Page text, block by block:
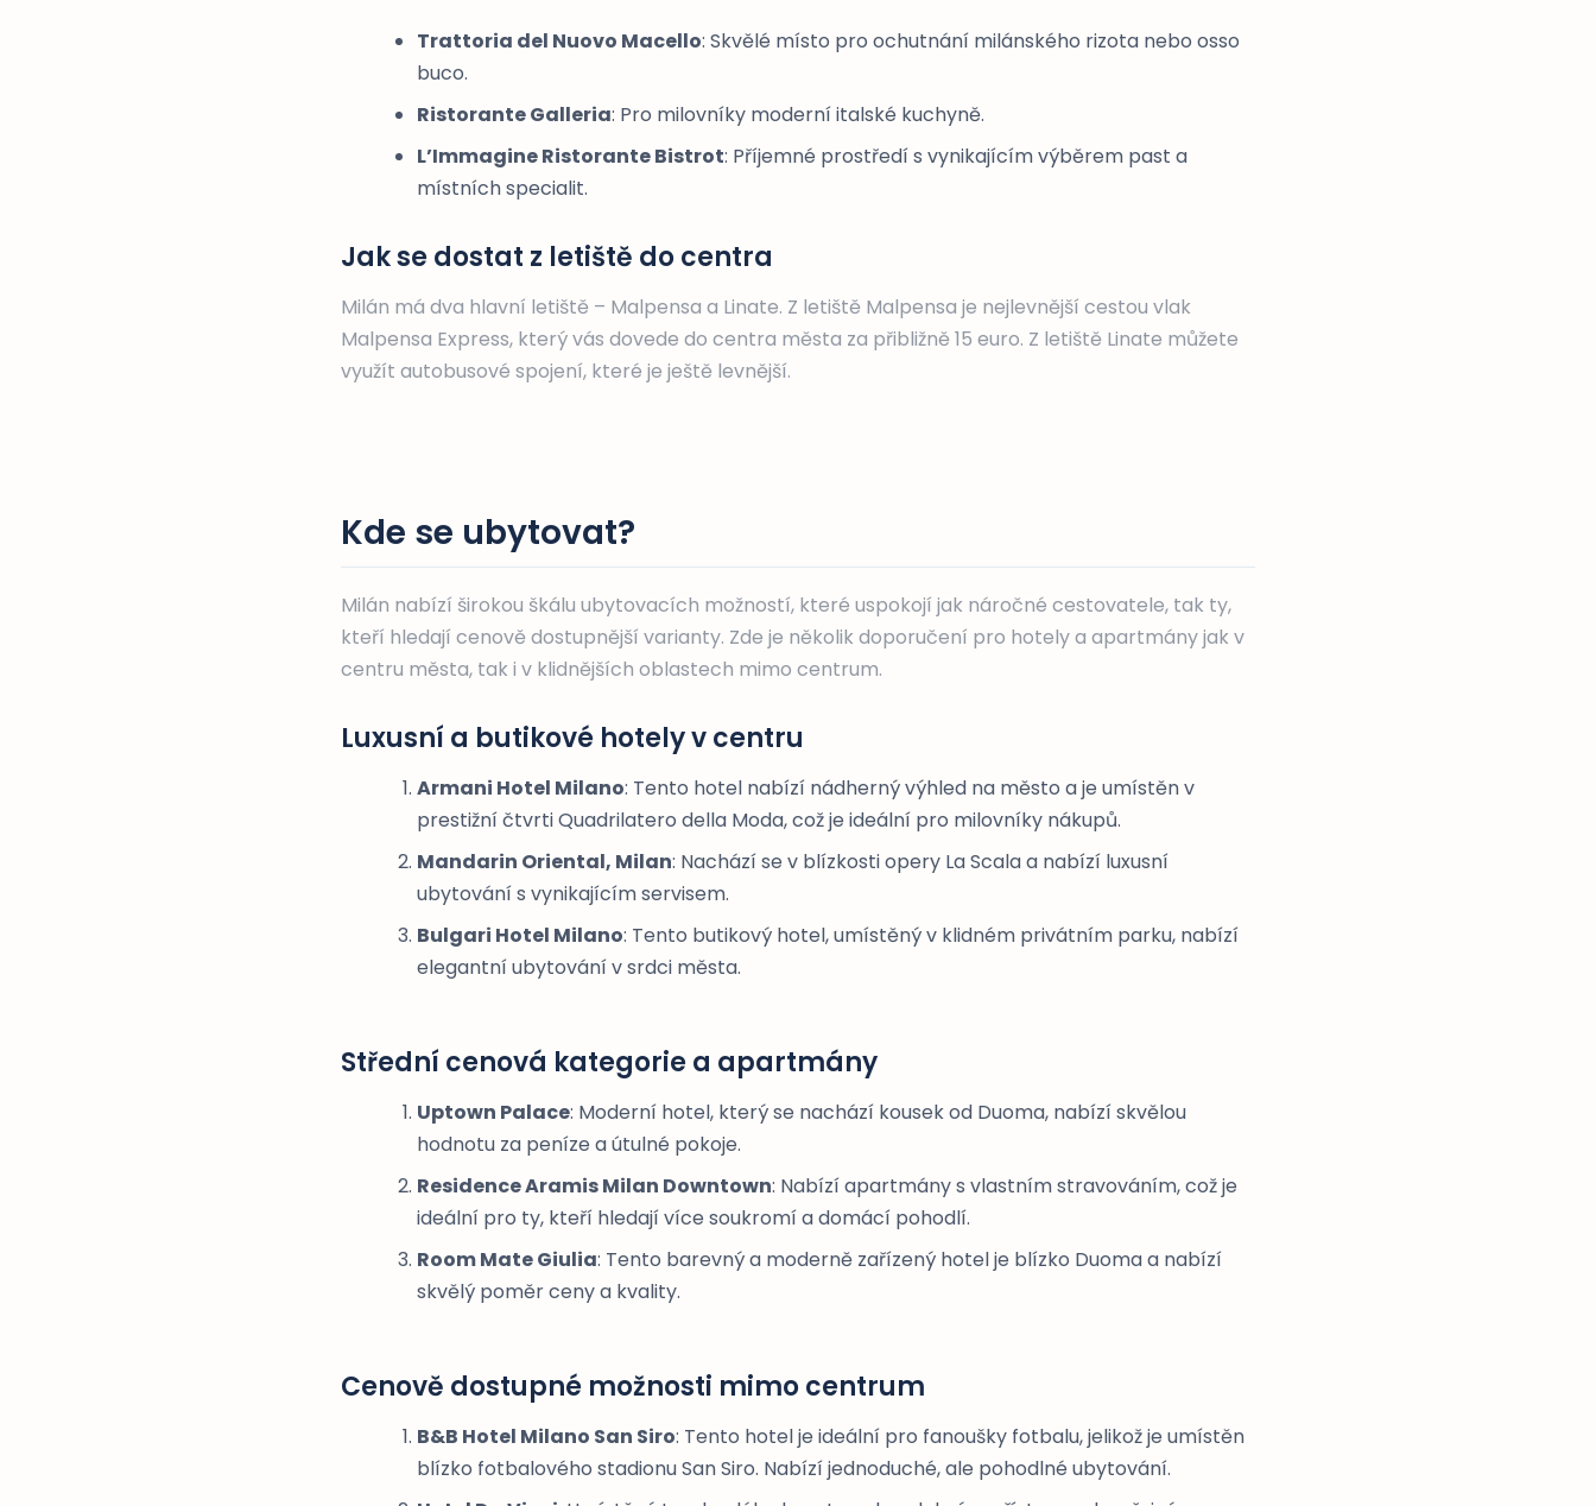
Trattoria del Nuovo Macello: Skvělé místo pro ochutnání milánského rizota nebo osso
buco.
Ristorante Galleria: Pro milovníky moderní italské kuchyně.
L’Immagine Ristorante Bistrot: Příjemné prostředí s vynikajícím výběrem past a
místních specialit.
Jak se dostat z letiště do centra
Milán má dva hlavní letiště – Malpensa a Linate. Z letiště Malpensa je nejlevnější cestou vlak
Malpensa Express, který vás dovede do centra města za přibližně 15 euro. Z letiště Linate můžete
využít autobusové spojení, které je ještě levnější.
Kde se ubytovat?
Milán nabízí širokou škálu ubytovacích možností, které uspokojí jak náročné cestovatele, tak ty,
kteří hledají cenově dostupnější varianty. Zde je několik doporučení pro hotely a apartmány jak v
centru města, tak i v klidnějších oblastech mimo centrum.
Luxusní a butikové hotely v centru
Armani Hotel Milano: Tento hotel nabízí nádherný výhled na město a je umístěn v
prestižní čtvrti Quadrilatero della Moda, což je ideální pro milovníky nákupů.
Mandarin Oriental, Milan: Nachází se v blízkosti opery La Scala a nabízí luxusní
ubytování s vynikajícím servisem.
Bulgari Hotel Milano: Tento butikový hotel, umístěný v klidném privátním parku, nabízí
elegantní ubytování v srdci města.
Střední cenová kategorie a apartmány
Uptown Palace: Moderní hotel, který se nachází kousek od Duoma, nabízí skvělou
hodnotu za peníze a útulné pokoje.
Residence Aramis Milan Downtown: Nabízí apartmány s vlastním stravováním, což je
ideální pro ty, kteří hledají více soukromí a domácí pohodlí.
Room Mate Giulia: Tento barevný a moderně zařízený hotel je blízko Duoma a nabízí
skvělý poměr ceny a kvality.
Cenově dostupné možnosti mimo centrum
B&B Hotel Milano San Siro: Tento hotel je ideální pro fanoušky fotbalu, jelikož je umístěn
blízko fotbalového stadionu San Siro. Nabízí jednoduché, ale pohodlné ubytování.